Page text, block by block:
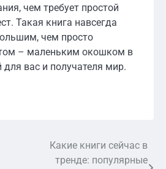
чем требует простой
Такая книга навсегда
чем просто
– маленьким окошком в
вас и получателя мир.
Какие книги сейчас в
тренде: популярные